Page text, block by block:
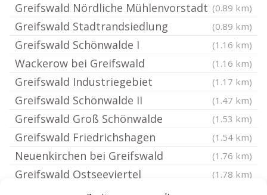
Greifswald Nördliche Mühlenvorstadt (0.89 km)
Greifswald Stadtrandsiedlung (0.89 km)
Greifswald Schönwalde I (1.16 km)
Wackerow bei Greifswald (1.16 km)
Greifswald Industriegebiet (1.17 km)
Greifswald Schönwalde II (1.47 km)
Greifswald Groß Schönwalde (1.53 km)
Greifswald Friedrichshagen (1.54 km)
Neuenkirchen bei Greifswald (1.76 km)
Greifswald Ostseeviertel (1.78 km)